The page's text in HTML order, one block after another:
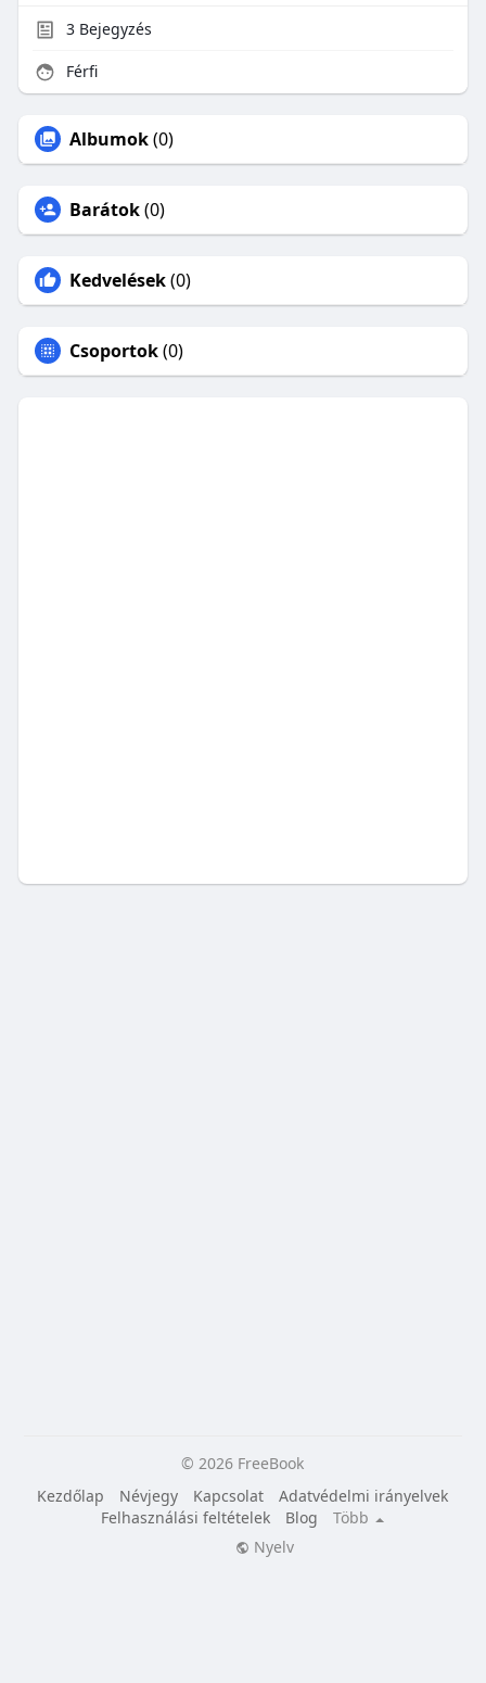
3Bejegyzés
Férfi
Albumok(0)
Barátok(0)
Kedvelések(0)
Csoportok(0)
© 2026 FreeBook
Kezdőlap
Névjegy Kapcsolat
Adatvédelmi irányelvek
Felhasználási feltételek
Blog
Több
Nyelv